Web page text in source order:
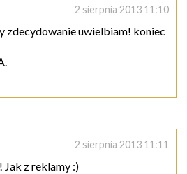
2 sierpnia 2013 11:10
zdecydowanie uwielbiam! koniec
2 sierpnia 2013 11:11
Jak z reklamy :)